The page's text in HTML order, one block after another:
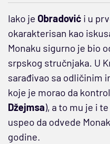
Iako je Obradović i u
okarakterisan kao
Monaku sigurno je bio
srpskog stručnjaka. U
sarađivao sa odličinim
koje je morao da
Džejmsa), a to mu je i
uspeo da odvede
godine.